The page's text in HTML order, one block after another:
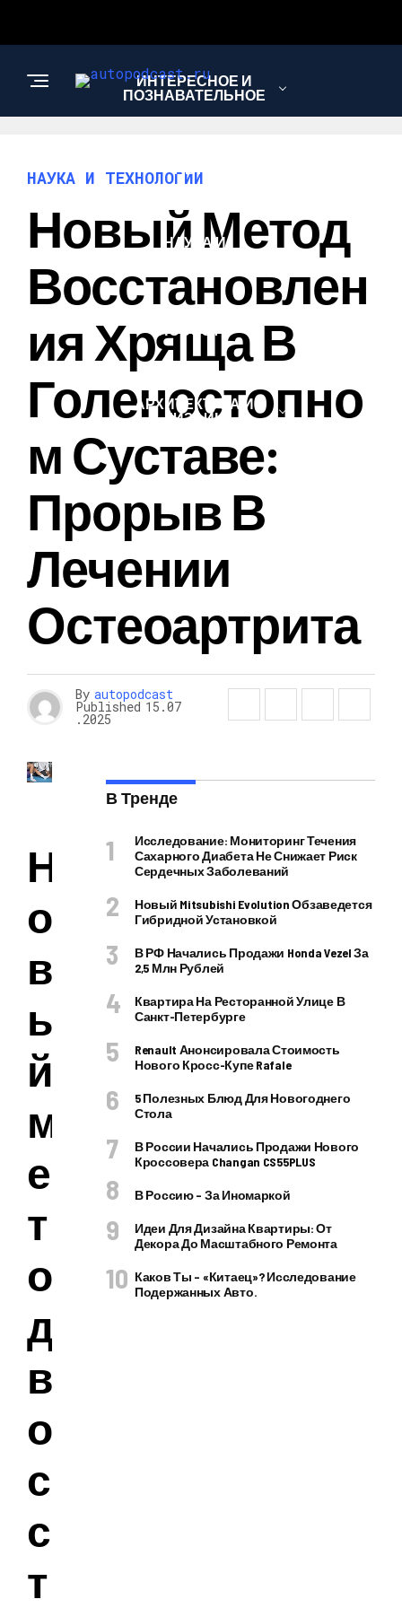
ИНТЕРЕСНОЕ И
ПОЗНАВАТЕЛЬНОЕ
АВТО
НАУКА И
НОВОСТИ
АРХИТЕКТУРА И
ДИЗАЙН
НАУКА И ТЕХНОЛОГИИ
Новый Метод
Восстановлен
Ия Хряща В
Голеностопно
М Суставе:
Прорыв В
Лечении
Остеоартрита
By autopodcast
Published 15.07
.2025
Н
о
в
ы
й
м
е
т
о
д
в
о
с
с
т
В Тренде
Исследование: Мониторинг Течения
Сахарного Диабета Не Снижает Риск
Сердечных Заболеваний
Новый Mitsubishi Evolution Обзаведется
Гибридной Установкой
В РФ Начались Продажи Honda Vezel За
2,5 Млн Рублей
Квартира На Ресторанной Улице В
Санкт-Петербурге
Renault Анонсировала Стоимость
Нового Кросс-Купе Rafale
5 Полезных Блюд Для Новогоднего
Стола
В России Начались Продажи Нового
Кроссовера Changan CS55PLUS
В Россию – За Иномаркой
Идеи Для Дизайна Квартиры: От
Декора До Масштабного Ремонта
Каков Ты – «китаец»? Исследование
Подержанных Авто.